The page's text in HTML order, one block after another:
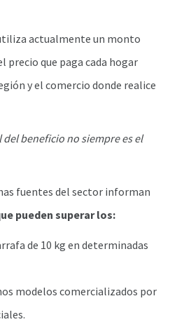
actualmente un monto
precio que paga cada hogar
y el comercio donde realice
beneficio no siempre es el
fuentes del sector informan
pueden superar los:
de 10 kg en determinadas
modelos comercializados por